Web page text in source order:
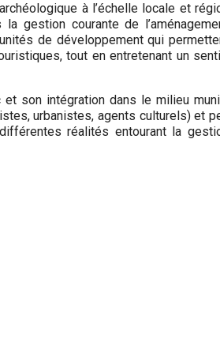
à l’échelle locale et
gestion courante de
de développement qui
tout en entretenant un
son intégration dans le milieu
urbanistes, agents culturels) et
réalités entourant la